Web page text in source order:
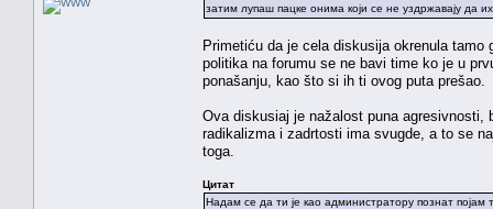
затим лупаш пацке онима који се не уздржавају да
Primetiću da je cela diskusija okrenula
politika na forumu se ne bavi time ko je u
ponašanju, kao što si ih ti ovog puta prešao.
Ova diskusiaj je nažalost puna
radikalizma i zadrtosti ima svugde, a to se
toga.
Цитат
Надам се да ти је као администратору познат